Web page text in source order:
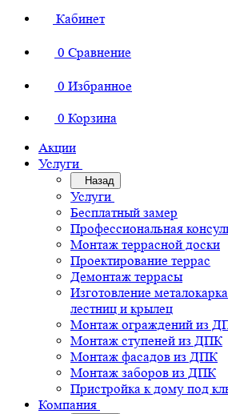
Кабинет
0 Сравнение
0 Избранное
0 Корзина
Акции
Услуги
Назад
Услуги
Бесплатный замер
Профессиональная
Монтаж террасной доски
Проектирование террас
Демонтаж террасы
Изготовление
лестниц и крылец
Монтаж ограждений из
Монтаж ступеней из ДПК
Монтаж фасадов из ДПК
Монтаж заборов из ДПК
Пристройка к дому под
Компания